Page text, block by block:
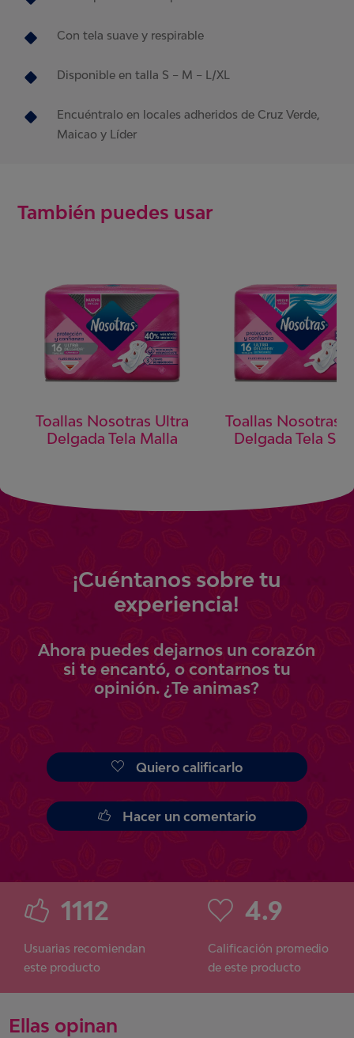
Con tela suave y respirable
Disponible en talla S – M – L/XL
Encuéntralo en locales adheridos de Cruz Verde,
Maicao y Líder
También puedes usar
Toallas Nosotras Ultra
Delgada Tela Malla
Toallas Nosotras
Delgada Tela
¡Cuéntanos sobre tu
experiencia!
Ahora puedes dejarnos un corazón
si te encantó, o contarnos tu
opinión. ¿Te animas?
Quiero calificarlo
Hacer un comentario
1112
Usuarias recomiendan
este producto
4.9
Calificación promedio
de este producto
Ellas opinan